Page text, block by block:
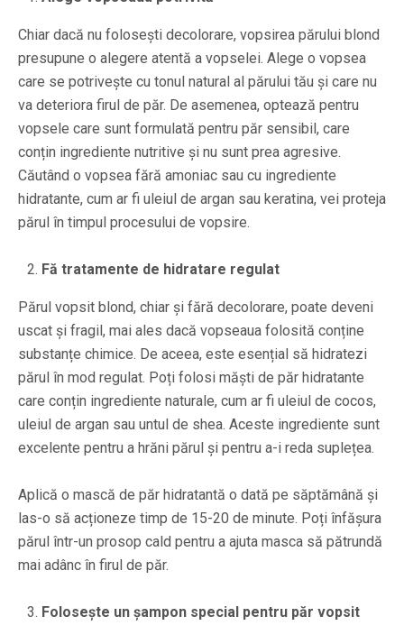
Chiar dacă nu folosești decolorare, vopsirea părului blond
presupune o alegere atentă a vopselei. Alege o vopsea
care se potrivește cu tonul natural al părului tău și care nu
va deteriora firul de păr. De asemenea, optează pentru
vopsele care sunt formulată pentru păr sensibil, care
conțin ingrediente nutritive și nu sunt prea agresive.
Căutând o vopsea fără amoniac sau cu ingrediente
hidratante, cum ar fi uleiul de argan sau keratina, vei proteja
părul în timpul procesului de vopsire.
Fă tratamente de hidratare regulat
Părul vopsit blond, chiar și fără decolorare, poate deveni
uscat și fragil, mai ales dacă vopseaua folosită conține
substanțe chimice. De aceea, este esențial să hidratezi
părul în mod regulat. Poți folosi măști de păr hidratante
care conțin ingrediente naturale, cum ar fi uleiul de cocos,
uleiul de argan sau untul de shea. Aceste ingrediente sunt
excelente pentru a hrăni părul și pentru a-i reda suplețea.
Aplică o mască de păr hidratantă o dată pe săptămână și
las-o să acționeze timp de 15-20 de minute. Poți înfășura
părul într-un prosop cald pentru a ajuta masca să pătrundă
mai adânc în firul de păr.
Folosește un șampon special pentru păr vopsit